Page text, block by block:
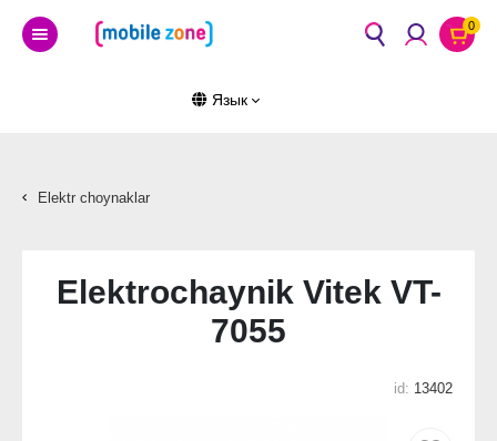
0
Язык
Elektr choynaklar
Elektrochaynik Vitek VT-
7055
id: 13402